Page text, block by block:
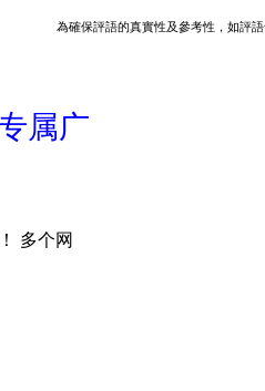
為確保評語的真實性及參考性，如評